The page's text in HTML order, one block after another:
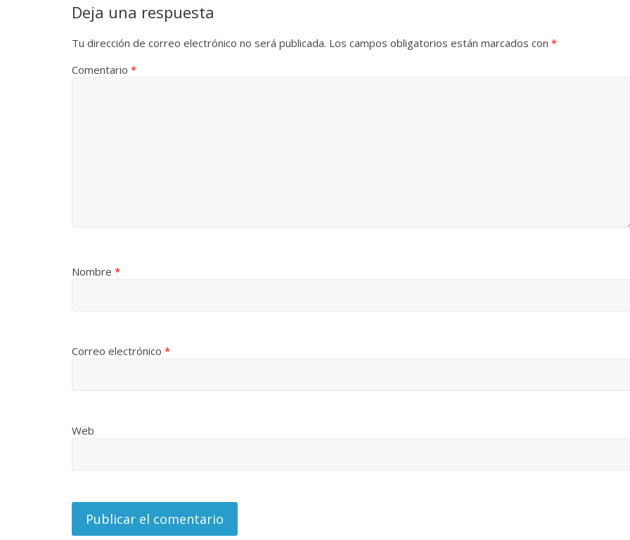
Deja una respuesta
Tu dirección de correo electrónico no será publicada. Los campos obligatorios están marcados con *
Comentario *
Nombre *
Correo electrónico *
Web